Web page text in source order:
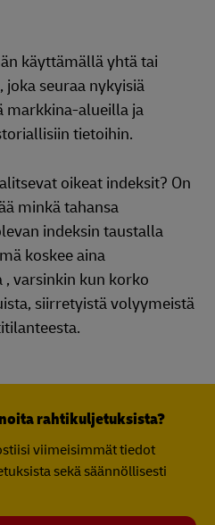
käyttämällä yhtä tai
joka seuraa nykyisiä
alueilla ja
tietoihin.
oikeat indeksit? On
minkä tahansa
indeksin taustalla
koskee aina
varsinkin kun korko
siirretyistä volyymeistä
rahtikuljetuksista?
viimeisimmät tiedot
sekä säännöllisesti